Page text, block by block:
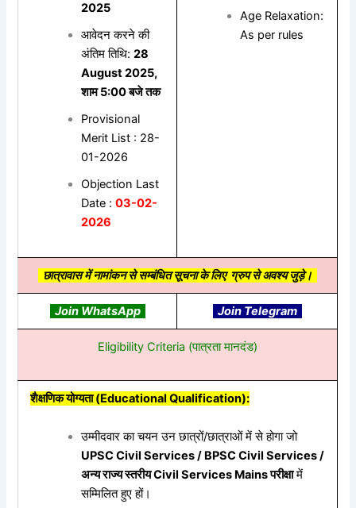
2025
आवेदन करने की
अंतिम तिथि: 28
August 2025,
शाम 5:00 बजे तक
Provisional
Merit List : 28-
01-2026
Objection Last
Date : 03-02-
2026
Age Relaxation:
As per rules
छात्रावास में नामांकन से सम्बंधित सूचना के लिए ग्रुप से अवश्य जुड़े।
Join WhatsApp Join Telegram
Eligibility Criteria (पात्रता मानदंड)
शैक्षणिक योग्यता (Educational Qualification):
उम्मीदवार का चयन उन छात्रों/छात्राओं में से होगा जो
UPSC Civil Services / BPSC Civil Services /
अन्य राज्य स्तरीय Civil Services Mains परीक्षामें
सम्मिलित हुए हों।